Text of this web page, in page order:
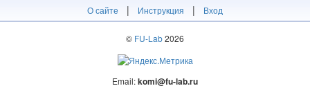
О сайте | Инструкция | Вход
© FU-Lab2026
Email:komi@fu-lab.ru